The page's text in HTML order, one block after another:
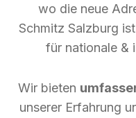
wo die neue
Schmitz Salzburg ist
für nationale &
Wir bieten
unserer Erfahrung